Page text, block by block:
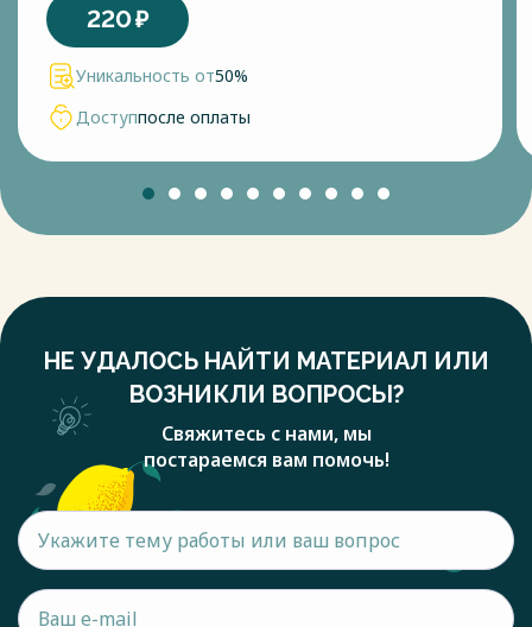
220₽
Уникальность от50%
Доступпосле оплаты
НЕ УДАЛОСЬ НАЙТИ МАТЕРИАЛ ИЛИ
ВОЗНИКЛИ ВОПРОСЫ?
Свяжитесь с нами, мы
постараемся вам помочь!